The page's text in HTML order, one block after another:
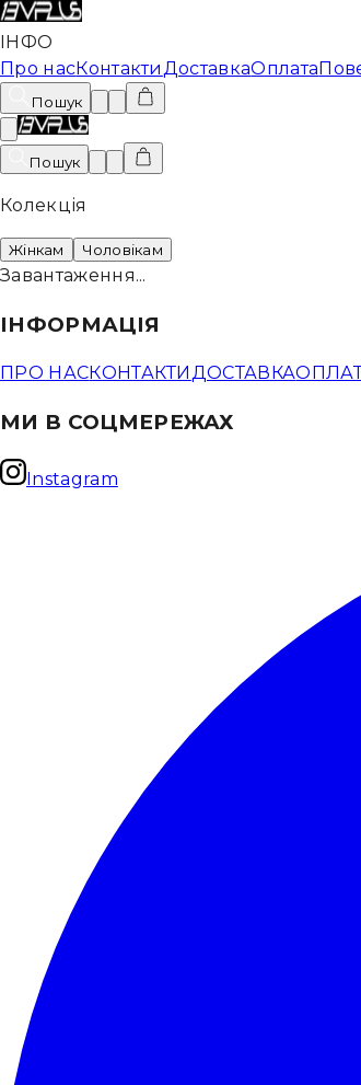
ІНФО
Про насКонтактиДоставкаОплата
Пошук
Пошук
Колекція
Жінкам Чоловікам
Завантаження...
ІНФОРМАЦІЯ
ПРО НАСКОНТАКТИ ДОСТАВКА
МИ В СОЦМЕРЕЖАХ
Instagram